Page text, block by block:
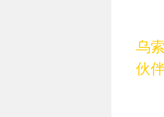
乌
伙